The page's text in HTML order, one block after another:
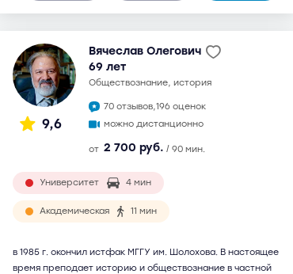
9,6
Вячеслав Олегович
69 лет
обществознание, история
70 отзывов,196 оценок
можно дистанционно
от 2 700 руб. / 90 мин.
Университет 4 мин
Академическая 11 мин
в 1985 г. окончил истфак МГГУ им. Шолохова. В настоящее
время преподает историю и обществознание в частной